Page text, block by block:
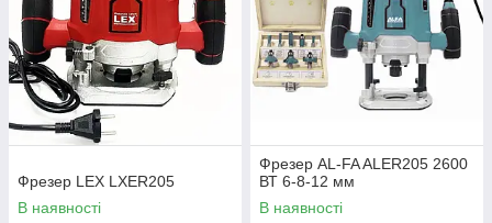
Фрезер LEX LXER205
В наявності
Фрезер AL-FA ALER205 2600
ВТ 6-8-12 мм
В наявності